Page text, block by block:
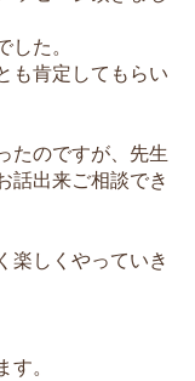
た。
も肯定してもらい
たのですが、先生
話出来ご相談でき
楽しくやっていき
。